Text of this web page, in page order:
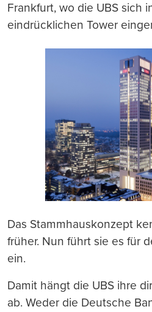
Frankfurt, wo die UBS sich
eindrücklichen Tower
Das Stammhauskonzept
früher. Nun führt sie es für
ein.
Damit hängt die UBS ihre
ab. Weder die Deutsche